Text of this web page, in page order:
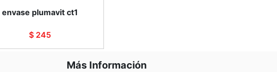
envase plumavit ct1
$ 245
Más Información